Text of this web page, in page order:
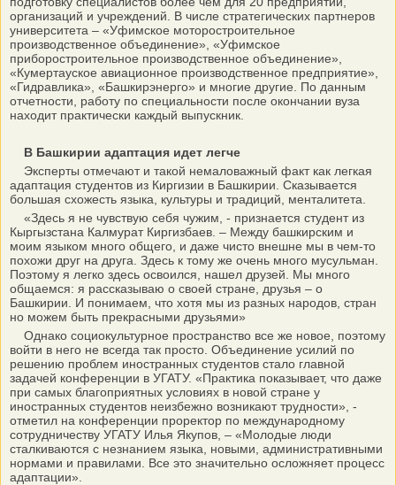
организаций и учреждений. В числе стратегических партнеров
университета – «Уфимское моторостроительное
производственное объединение», «Уфимское
приборостроительное производственное объединение»,
«Кумертауское авиационное производственное предприятие»,
«Гидравлика», «Башкирэнерго» и многие другие. По данным
отчетности, работу по специальности после окончании вуза
находит практически каждый выпускник.
В Башкирии адаптация идет легче
Эксперты отмечают и такой немаловажный факт как легкая
адаптация студентов из Киргизии в Башкирии. Сказывается
большая схожесть языка, культуры и традиций, менталитета.
«Здесь я не чувствую себя чужим, - признается студент из
Кыргызстана Калмурат Киргизбаев. – Между башкирским и
моим языком много общего, и даже чисто внешне мы в чем-то
похожи друг на друга. Здесь к тому же очень много мусульман.
Поэтому я легко здесь освоился, нашел друзей. Мы много
общаемся: я рассказываю о своей стране, друзья – о
Башкирии. И понимаем, что хотя мы из разных народов, стран
но можем быть прекрасными друзьями»
Однако социокультурное пространство все же новое, поэтому
войти в него не всегда так просто. Объединение усилий по
решению проблем иностранных студентов стало главной
задачей конференции в УГАТУ. «Практика показывает, что даже
при самых благоприятных условиях в новой стране у
иностранных студентов неизбежно возникают трудности», -
отметил на конференции проректор по международному
сотрудничеству УГАТУ Илья Якупов, – «Молодые люди
сталкиваются с незнанием языка, новыми, административными
нормами и правилами. Все это значительно осложняет процесс
адаптации».